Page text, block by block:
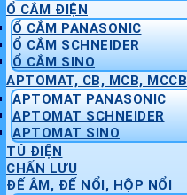
Ổ CẮM ĐIỆN
Ổ CẮM PANASONIC
Ổ CẮM SCHNEIDER
Ổ CẮM SINO
APTOMAT, CB, MCB, MCCB
APTOMAT PANASONIC
APTOMAT SCHNEIDER
APTOMAT SINO
TỦ ĐIỆN
CHẤN LƯU
ĐẾ ÂM, ĐẾ NỔI, HỘP NỔI